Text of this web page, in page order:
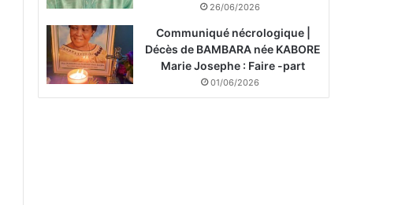
26/06/2026
Communiqué nécrologique |
Décès de BAMBARA née KABORE
Marie Josephe : Faire -part
01/06/2026